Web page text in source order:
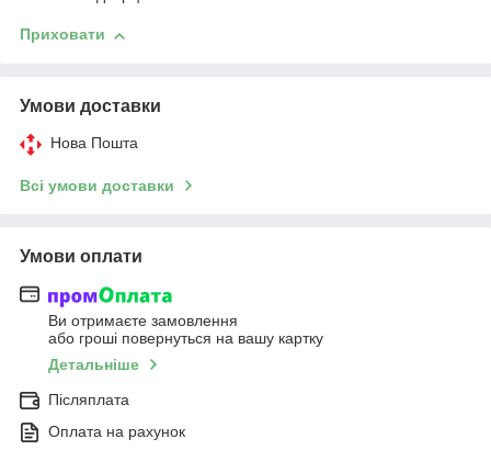
Приховати
Умови доставки
Нова Пошта
Всі умови доставки
Умови оплати
Ви отримаєте замовлення
або гроші повернуться на вашу картку
Детальніше
Післяплата
Оплата на рахунок